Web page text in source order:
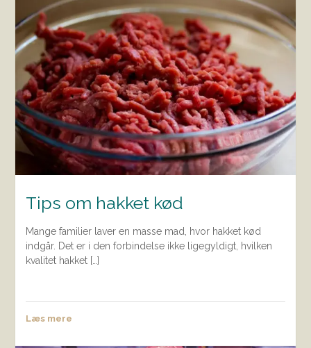
Tips om hakket kød
Mange familier laver en masse mad, hvor hakket kød
indgår. Det er i den forbindelse ikke ligegyldigt, hvilken
kvalitet hakket […]
Læs mere